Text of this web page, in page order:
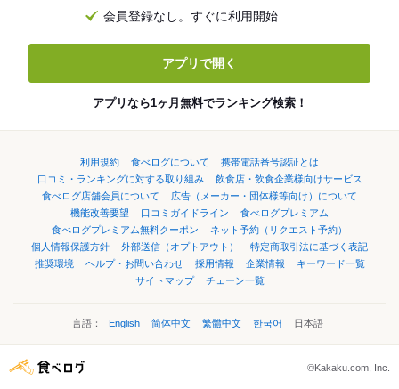
会員登録なし。すぐに利用開始
アプリで開く
アプリなら1ヶ月無料でランキング検索！
利用規約 食べログについて
携帯電話番号認証とは
口コミ・ランキングに対する取り組み
飲食店・飲食企業様向けサービス
食べログ店舗会員について
広告（メーカー・団体様等向け）について
機能改善要望
口コミガイドライン
食べログプレミアム
食べログプレミアム無料クーポン
ネット予約（リクエスト予約）
個人情報保護方針
外部送信（オプトアウト）
特定商取引法に基づく表記
推奨環境
ヘルプ・お問い合わせ 採用情報 企業情報
キーワード一覧
サイトマップ
チェーン一覧
言語： English 简体中文 繁體中文 한국어 日本語
©Kakaku.com, Inc.